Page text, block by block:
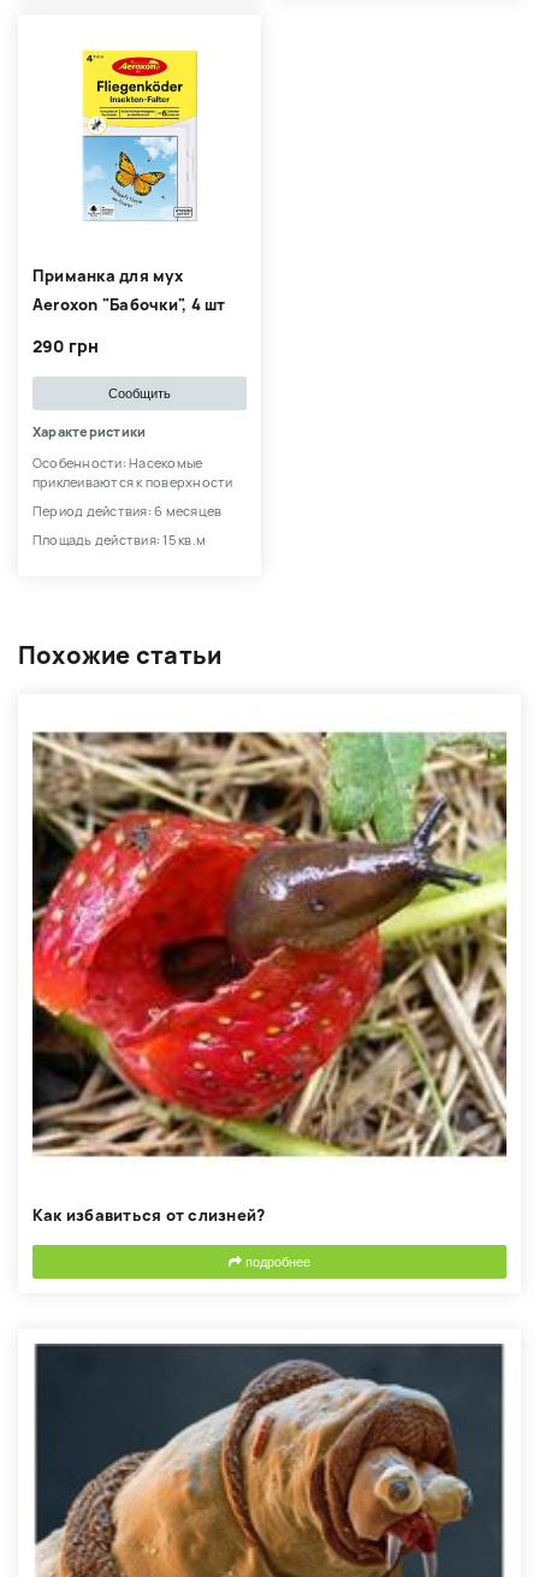
Приманка для мух
Aeroxon "Бабочки", 4 шт
290 грн
Сообщить
Характеристики
Особенности: Насекомые
приклеиваются к поверхности
Период действия: 6 месяцев
Площадь действия: 15 кв.м
Похожие статьи
Как избавиться от слизней?
подробнее